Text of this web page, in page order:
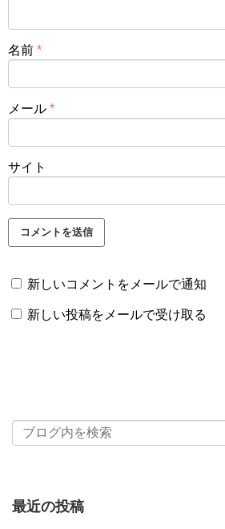
名前 *
メール *
サイト
新しいコメントをメールで通知
新しい投稿をメールで受け取る
最近の投稿